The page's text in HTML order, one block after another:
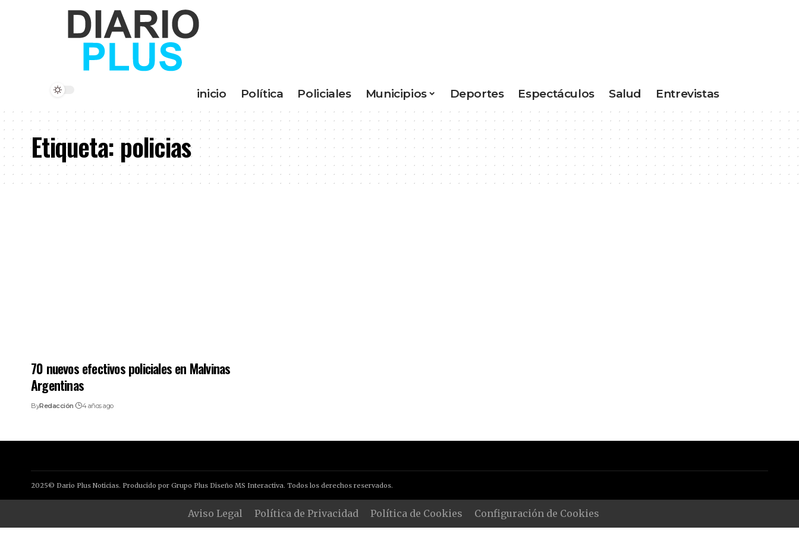
inicio Política Policiales Municipios Deportes Espectáculos Salud Entrevistas
Etiqueta:policias
70 nuevos efectivos policiales en Malvinas
Argentinas
ByRedacción 4 años ago
2025© Dario Plus Noticias. Producido por Grupo Plus Diseño MS Interactiva. Todos los derechos reservados.
Aviso Legal Política de Privacidad Política de Cookies Configuración de Cookies